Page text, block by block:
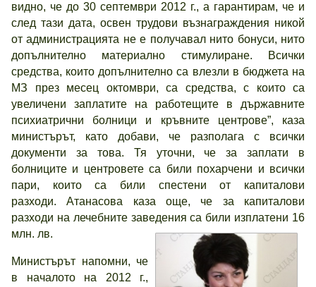
видно, че до 30 септември 2012 г., а гарантирам, че и
след тази дата, освен трудови възнаграждения никой
от администрацията не е получавал нито бонуси, нито
допълнително материално стимулиране. Всички
средства, които допълнително са влезли в бюджета на
МЗ през месец октомври, са средства, с които са
увеличени заплатите на работещите в държавните
психиатрични болници и кръвните центрове”, каза
министърът, като добави, че разполага с всички
документи за това. Тя уточни, че за заплати в
болниците и центровете са били похарчени и всички
пари, които са били спестени от капиталови
разходи. Атанасова каза още, че за капиталови
разходи на лечебните заведения са били изплатени 16
млн. лв.
Министърът напомни, че
в началото на 2012 г.,